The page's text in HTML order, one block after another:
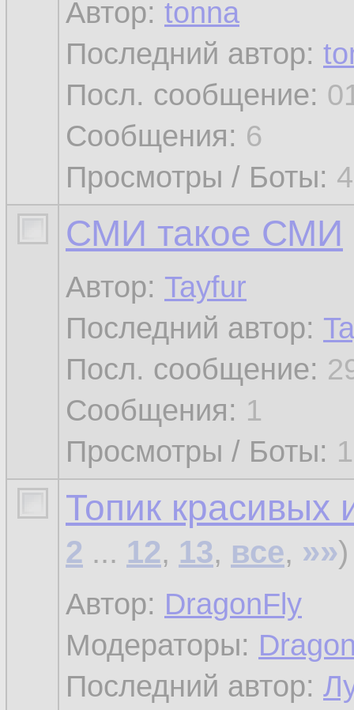
Автор: tonna
Последний автор:
Посл. сообщение:
Сообщения: 6
Просмотры / Боты:
СМИ такое СМИ
Автор: Tayfur
Последний автор:
Посл. сообщение:
Сообщения: 1
Просмотры / Боты:
Топик красивых
2 ... 12, 13, все, »»)
Автор: DragonFly
Модераторы:
Последний автор: